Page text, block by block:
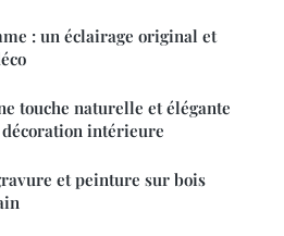
: un éclairage original et
touche naturelle et élégante
intérieure
et peinture sur bois